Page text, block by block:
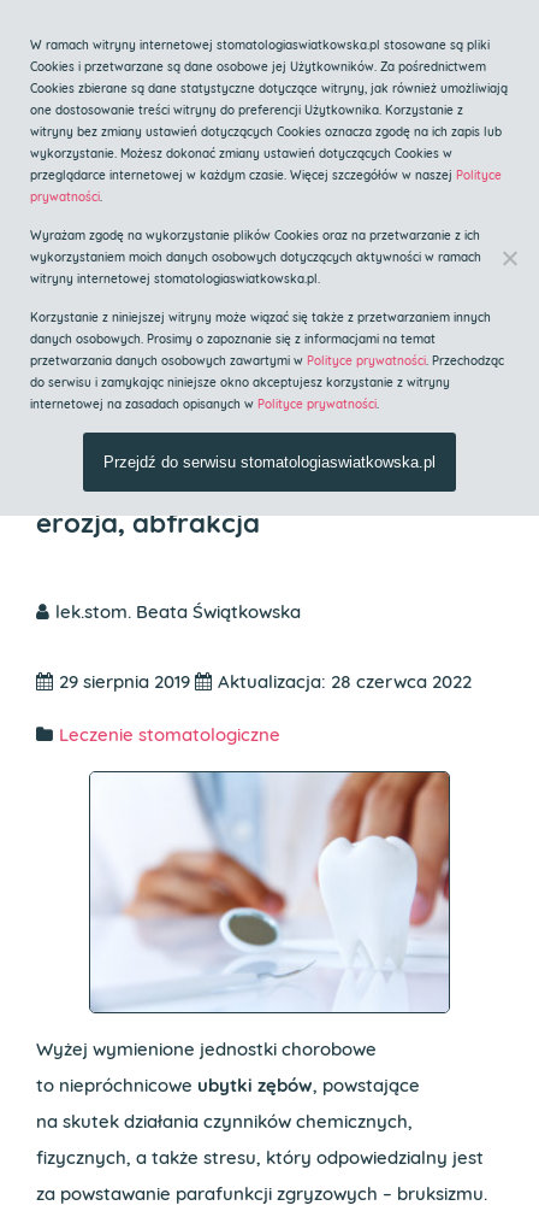
Zadzwoń
Implanty Kraków
Strona główna»Blog»Ubytki zębów pochodzenia
niepróchnicowego: abrazja, atrycja, erozja, abfrakcja
Ubytki zębów pochodzenia
niepróchnicowego: abrazja, atrycja,
erozja, abfrakcja
lek.stom. Beata Świątkowska
29 sierpnia 2019 Aktualizacja: 28 czerwca 2022
Leczenie stomatologiczne
Wyżej wymienione jednostki chorobowe
to niepróchnicowe ubytki zębów, powstające
na skutek działania czynników chemicznych,
fizycznych, a także stresu, który odpowiedzialny jest
za powstawanie parafunkcji zgryzowych – bruksizmu.
W ramach witryny internetowej stomatologiaswiatkowska.pl stosowane są pliki
Cookies i przetwarzane są dane osobowe jej Użytkowników. Za pośrednictwem
Cookies zbierane są dane statystyczne dotyczące witryny, jak również umożliwiają
one dostosowanie treści witryny do preferencji Użytkownika. Korzystanie z
witryny bez zmiany ustawień dotyczących Cookies oznacza zgodę na ich zapis lub
wykorzystanie. Możesz dokonać zmiany ustawień dotyczących Cookies w
przeglądarce internetowej w każdym czasie. Więcej szczegółów w naszej Polityce
prywatności.
Wyrażam zgodę na wykorzystanie plików Cookies oraz na przetwarzanie z ich
wykorzystaniem moich danych osobowych dotyczących aktywności w ramach
witryny internetowej stomatologiaswiatkowska.pl.
Korzystanie z niniejszej witryny może wiązać się także z przetwarzaniem innych
danych osobowych. Prosimy o zapoznanie się z informacjami na temat
przetwarzania danych osobowych zawartymi w Polityce prywatności. Przechodząc
do serwisu i zamykając niniejsze okno akceptujesz korzystanie z witryny
internetowej na zasadach opisanych w Polityce prywatności.
Przejdź do serwisu stomatologiaswiatkowska.pl